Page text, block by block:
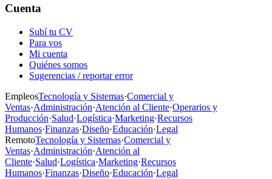
Cuenta
Subí tu CV
Para vos
Mi cuenta
Quiénes somos
Sugerencias / reportar error
EmpleosTecnología y Sistemas·Comercial y
Ventas·Administración·Atención al Cliente·Operarios y
Producción·Salud·Logística·Marketing·Recursos
Humanos·Finanzas·Diseño·Educación·Legal
RemotoTecnología y Sistemas·Comercial y
Ventas·Administración·Atención al
Cliente·Salud·Logística·Marketing·Recursos
Humanos·Finanzas·Diseño·Educación·Legal